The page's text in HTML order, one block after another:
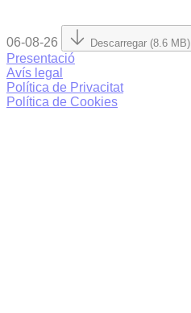
06-08-26 Descarregar (8.6 MB)
Presentació
Avís legal
Política de Privacitat
Política de Cookies